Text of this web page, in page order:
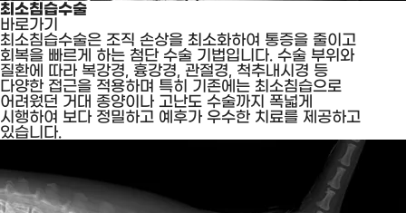
최소침습수술
바로가기
최소침습수술은 조직 손상을 최소화하여 통증을 줄이고
회복을 빠르게 하는 첨단 수술 기법입니다. 수술 부위와
질환에 따라 복강경, 흉강경, 관절경, 척추내시경 등
다양한 접근을 적용하며 특히 기존에는 최소침습으로
어려웠던 거대 종양이나 고난도 수술까지 폭넓게
시행하여 보다 정밀하고 예후가 우수한 치료를 제공하고
있습니다.